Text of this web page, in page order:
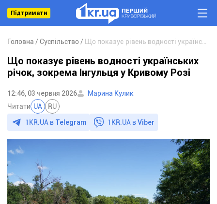
Підтримати
Головна Суспільство
Що показує рівень водності українських
річок, зокрема Інгульця у Кривому Розі
12:46, 03 червня 2026
Марина Кулик
Читати UA RU
1KR.UA в Telegram 1KR.UA вViber